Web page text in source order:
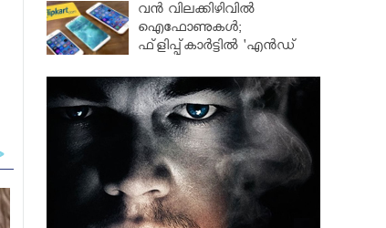
വന്‍ വിലക്കിഴിവില്‍
ഐഫോണുകള്‍;
ഫ്‌ളിപ്പ്കാര്‍ട്ടില്‍ 'എന്‍ഡ്